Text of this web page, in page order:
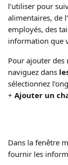
l’utiliser pour
alimentaires, de
employés, des
information que
Pour ajouter des
naviguez dans
sélectionnez
+ Ajouter un
Dans la fenêtre
fournir les